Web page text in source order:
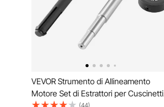
VEVOR Strumento di Allineamento
Motore Set di Estrattori per Cuscinetti
(44)